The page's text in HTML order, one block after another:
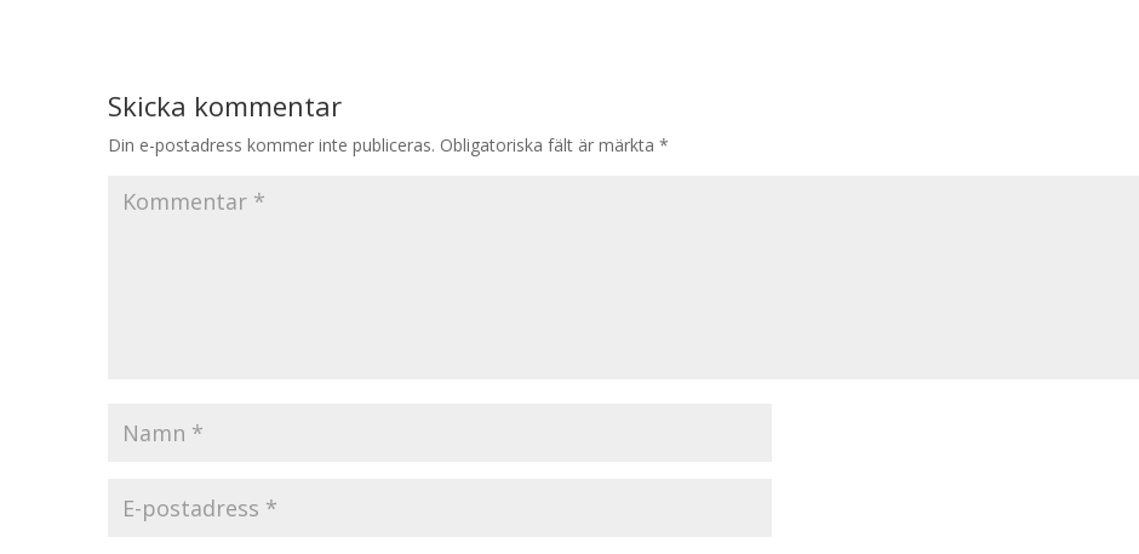
Skicka kommentar
Din e-postadress kommer inte publiceras. Obligatoriska fält är märkta *